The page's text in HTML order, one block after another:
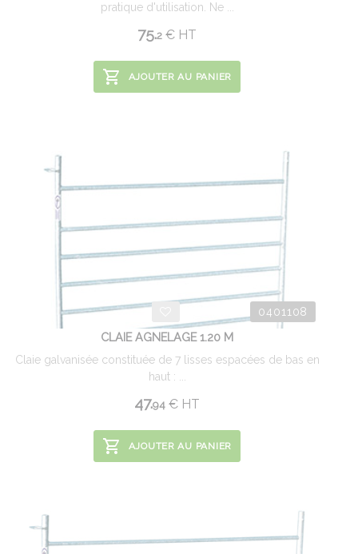
pratique d'utilisation. Ne ...
75.2 € HT
AJOUTER AU PANIER
0401108
CLAIE AGNELAGE 1.20 M
Claie galvanisée constituée de 7 lisses espacées de bas en
haut : ...
47.94 € HT
AJOUTER AU PANIER